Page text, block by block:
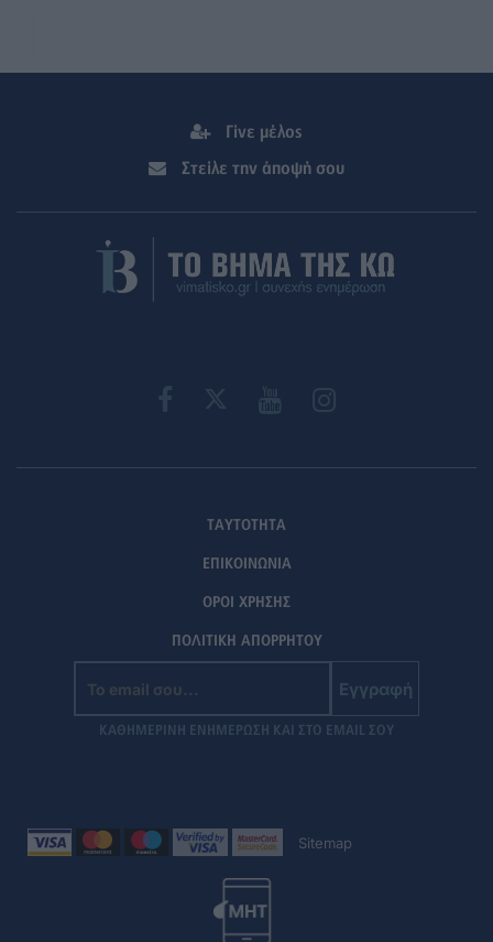
Γίνε μέλος
Στείλε την άποψή σου
ΤΑΥΤΟΤΗΤΑ
ΕΠΙΚΟΙΝΩΝΙΑ
ΟΡΟΙ ΧΡΗΣΗΣ
ΠΟΛΙΤΙΚΗ ΑΠΟΡΡΗΤΟΥ
Εγγραφή
ΚΑΘΗΜΕΡΙΝΗ ΕΝΗΜΕΡΩΣΗ ΚΑΙ ΣΤΟ EMAIL ΣΟΥ
Sitemap